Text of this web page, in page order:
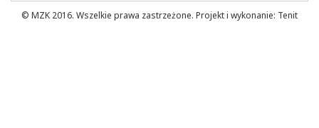
© MZK 2016. Wszelkie prawa zastrzeżone. Projekt i wykonanie: Tenit